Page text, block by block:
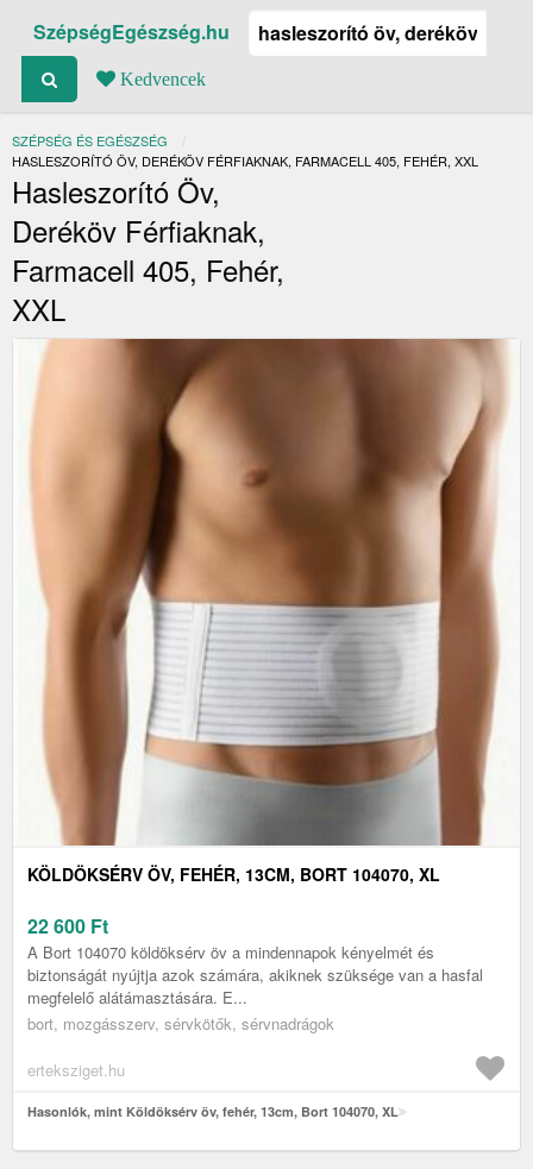
SzépségEgészség.hu
Kedvencek
SZÉPSÉG ÉS EGÉSZSÉG
JELENLEGI:
HASLESZORÍTÓ ÖV, DERÉKÖV FÉRFIAKNAK, FARMACELL 405, FEHÉR, XXL
Hasleszorító Öv,
Deréköv Férfiaknak,
Farmacell 405, Fehér,
XXL
KÖLDÖKSÉRV ÖV, FEHÉR, 13CM, BORT 104070, XL
22 600 Ft
A Bort 104070 köldöksérv öv a mindennapok kényelmét és
biztonságát nyújtja azok számára, akiknek szüksége van a hasfal
megfelelő alátámasztására. E...
bort, mozgásszerv, sérvkötők, sérvnadrágok
erteksziget.hu
Hasonlók, mint Köldöksérv öv, fehér, 13cm, Bort 104070, XL